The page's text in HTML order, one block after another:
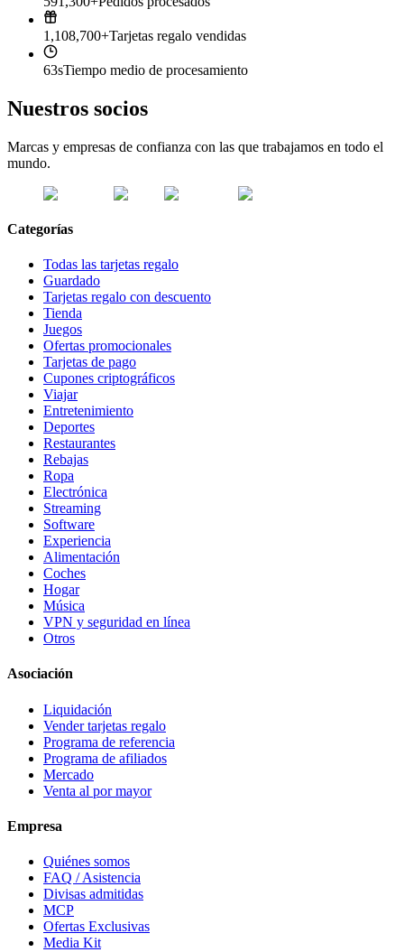
1,108,700+Tarjetas regalo vendidas
63sTiempo medio de procesamiento
Nuestros socios
Marcas y empresas de confianza con las que trabajamos en todo el
mundo.
Categorías
Todas las tarjetas regalo
Guardado
Tarjetas regalo con descuento
Tienda
Juegos
Ofertas promocionales
Tarjetas de pago
Cupones criptográficos
Viajar
Entretenimiento
Deportes
Restaurantes
Rebajas
Ropa
Electrónica
Streaming
Software
Experiencia
Alimentación
Coches
Hogar
Música
VPN y seguridad en línea
Otros
Asociación
Liquidación
Vender tarjetas regalo
Programa de referencia
Programa de afiliados
Mercado
Venta al por mayor
Empresa
Quiénes somos
FAQ / Asistencia
Divisas admitidas
MCP
Ofertas Exclusivas
Media Kit